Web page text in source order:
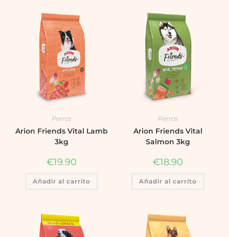
Perros
Arion Friends Vital Lamb
3kg
€19.90
Añadir al carrito
Perros
Arion Friends Vital
Salmon 3kg
€18.90
Añadir al carrito